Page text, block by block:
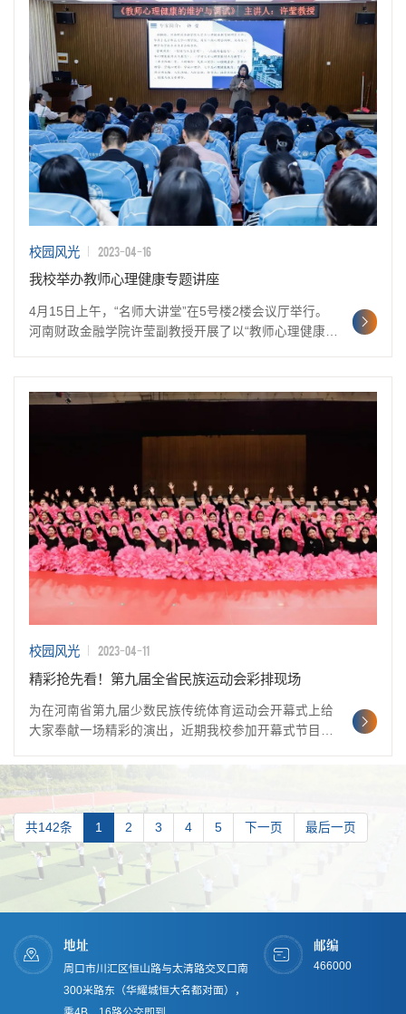
校园风光 2023-04-16
我校举办教师心理健康专题讲座
4月15日上午，“名师大讲堂”在5号楼2楼会议厅举行。
河南财政金融学院许莹副教授开展了以“教师心理健康的
校园风光 2023-04-11
精彩抢先看！第九届全省民族运动会彩排现场
为在河南省第九届少数民族传统体育运动会开幕式上给
大家奉献一场精彩的演出，近期我校参加开幕式节目表
以赴迎接盛会的到来。节目排练现场，随着指导老师一
声声口令
共142条 1 2 3 4 5 下一页 最后一页
地址
周口市川汇区恒山路与太清路交叉口南
300米路东（华耀城恒大名都对面），
邮编
466000